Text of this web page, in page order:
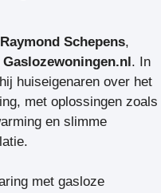
Raymond Schepens,
Gaslozewoningen.nl. In
huiseigenaren over het
met oplossingen zoals
en slimme
met gasloze